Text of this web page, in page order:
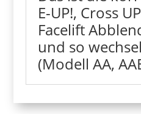
E-UP!, Cross
Facelift
und so
(Modell AA,